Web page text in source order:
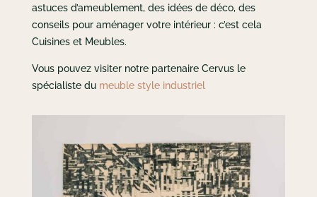
astuces d’ameublement, des idées de déco, des
conseils pour aménager votre intérieur : c’est cela
Cuisines et Meubles.
Vous pouvez visiter notre partenaire Cervus le
spécialiste du meuble style industriel